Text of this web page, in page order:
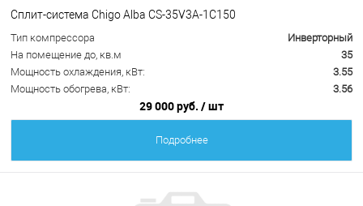
Сплит-система Chigo Alba CS-35V3A-1C150
Тип компрессора
Инверторный
На помещение до, кв.м
35
Мощность охлаждения, кВт:
3.55
Мощность обогрева, кВт:
3.56
29 000 руб. / шт
Подробнее